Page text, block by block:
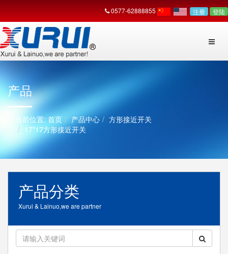
0577-62888855 注册 登陆
产品
首页 产品中心
方形接近开关
17*17方形接近开关
产品分类
Xurui & Lainuo,we are partner